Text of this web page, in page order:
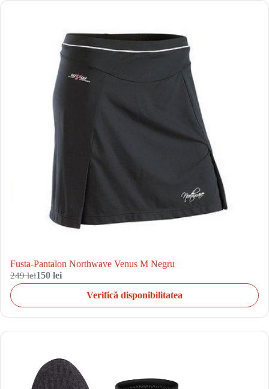
Fusta-Pantalon Northwave Venus M Negru
249 lei150 lei
Verifică disponibilitatea